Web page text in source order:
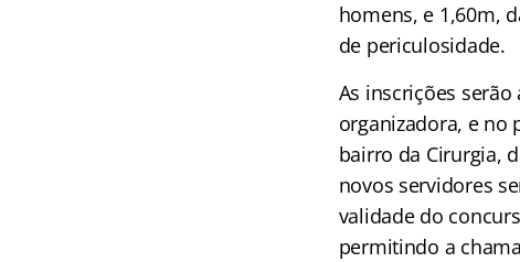
homens, e 1,60m,
de periculosidade.
As inscrições serão
organizadora, e no
bairro da Cirurgia,
novos servidores
validade do
permitindo a